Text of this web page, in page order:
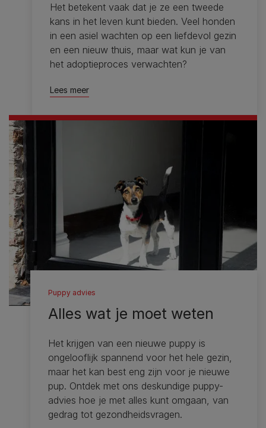
Het betekent vaak dat je ze een tweede
kans in het leven kunt bieden. Veel honden
in een asiel wachten op een liefdevol gezin
en een nieuw thuis, maar wat kun je van
het adoptieproces verwachten?
Lees meer
Puppy advies
Alles wat je moet weten
Het krijgen van een nieuwe puppy is
ongelooflijk spannend voor het hele gezin,
maar het kan best eng zijn voor je nieuwe
pup. Ontdek met ons deskundige puppy-
advies hoe je met alles kunt omgaan, van
gedrag tot gezondheidsvragen.